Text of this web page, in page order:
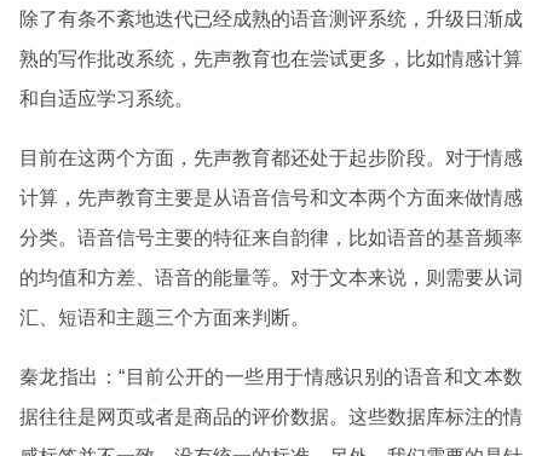
除了有条不紊地迭代已经成熟的语音测评系统，升级日渐成
熟的写作批改系统，先声教育也在尝试更多，比如情感计算
和自适应学习系统。
目前在这两个方面，先声教育都还处于起步阶段。对于情感
计算，先声教育主要是从语音信号和文本两个方面来做情感
分类。语音信号主要的特征来自韵律，比如语音的基音频率
的均值和方差、语音的能量等。对于文本来说，则需要从词
汇、短语和主题三个方面来判断。
秦龙指出：“目前公开的一些用于情感识别的语音和文本数
据往往是网页或者是商品的评价数据。这些数据库标注的情